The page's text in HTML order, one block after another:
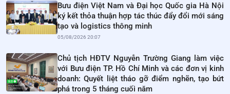
Bưu điện Việt Nam và Đại học Quốc gia Hà Nội
ký kết thỏa thuận hợp tác thúc đẩy đổi mới sáng
tạo và logistics thông minh
05/08/2026 20:07
Chủ tịch HĐTV Nguyễn Trường Giang làm việc
với Bưu điện TP. Hồ Chí Minh và các đơn vị kinh
doanh: Quyết liệt tháo gỡ điểm nghẽn, tạo bứt
phá trong 5 tháng cuối năm